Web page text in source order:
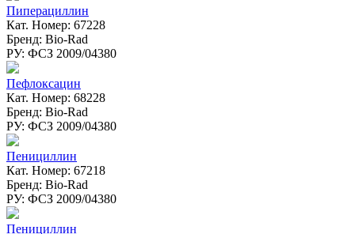
Пиперациллин
Кат. Номер: 67228
Бренд: Bio-Rad
РУ: ФСЗ 2009/04380
Пефлоксацин
Кат. Номер: 68228
Бренд: Bio-Rad
РУ: ФСЗ 2009/04380
Пенициллин
Кат. Номер: 67218
Бренд: Bio-Rad
РУ: ФСЗ 2009/04380
Пенициллин